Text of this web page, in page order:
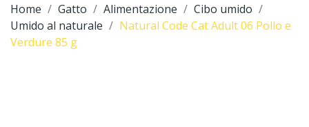
Home Gatto Alimentazione
Cibo umido
Umido al naturale
Natural Code Cat Adult 06 Pollo e
Verdure 85 g